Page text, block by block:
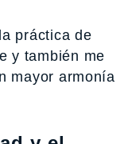
práctica de
y también me
mayor armonía